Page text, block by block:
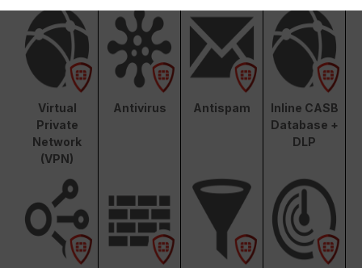
Virtual
Private
Network
(VPN)
Antivirus Antispam
Inline CASB
Database +
DLP